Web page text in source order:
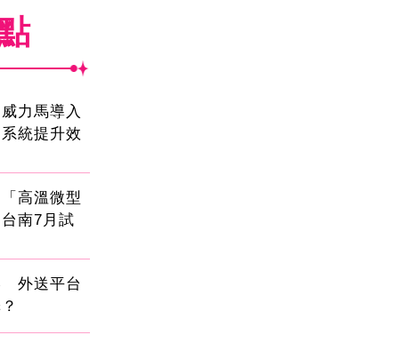
力馬導入
統提升效
高溫微型
南7月試
外送平台